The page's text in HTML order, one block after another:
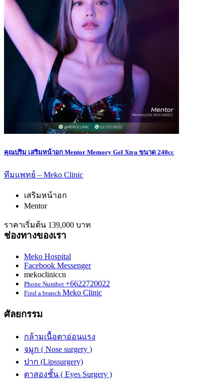
คุณปริม เสริมหน้าอก Mentor Memory Gel Xtra ขนาด 240cc
ทีมแพทย์ – Meko Clinic
เสริมหน้าอก
Mentor
ราคาเริ่มต้น 139,000 บาท
ช่องทางของเรา
Meko Hospital
Facebook Messenger
mekocliniccn
Phone Number+6622720022
Find a branch Meko Clinic
ศัลยกรรม
กล้ามเนื้อตาอ่อนแรง
จมูก ( Nose surgery )
ปาก (Lipssurgery)
ตาสองชั้น ( Eyes Surgery )